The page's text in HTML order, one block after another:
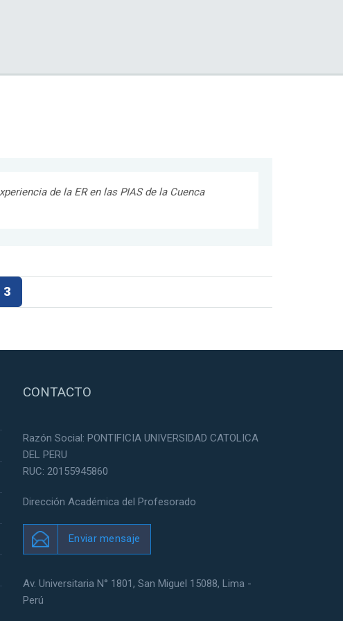
de la ER en las PIAS de la Cuenca
3
CONTACTO
Razón Social: PONTIFICIA UNIVERSIDAD CATOLICA
DEL PERU
RUC: 20155945860
Dirección Académica del Profesorado
Enviar mensaje
Av. Universitaria N° 1801, San Miguel 15088, Lima -
Perú